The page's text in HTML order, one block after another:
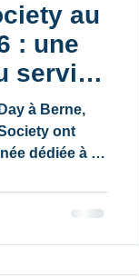
au
: une
service
à Berne,
ont
dédiée à la
ses
projets de